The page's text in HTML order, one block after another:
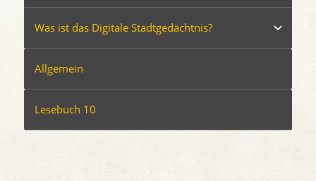
Was ist das Digitale Stadtgedächtnis?
Allgemein
Lesebuch 10